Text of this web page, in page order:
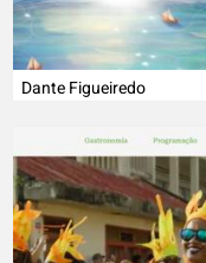
Dante Figueiredo